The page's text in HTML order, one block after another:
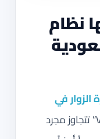
نظام
الزوار في
عبر منصة “Visitor Flow” تتجاوز مجرد